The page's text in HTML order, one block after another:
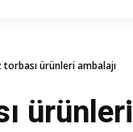
torbası ürünleri ambalajı